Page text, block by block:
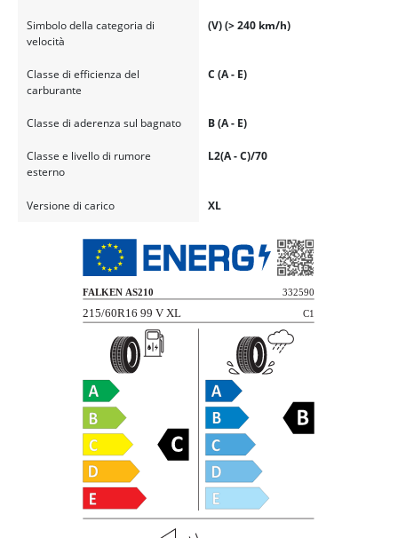
Simbolo della categoria di
velocità
(V) (> 240 km/h)
Classe di efficienza del
carburante
C (A - E)
Classe di aderenza sul bagnato B (A - E)
Classe e livello di rumore
esterno
L2(A - C)/70
Versione di carico XL